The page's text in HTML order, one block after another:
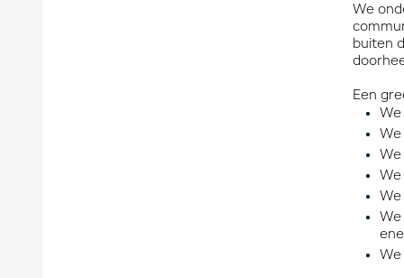
We
buiten
Een
We